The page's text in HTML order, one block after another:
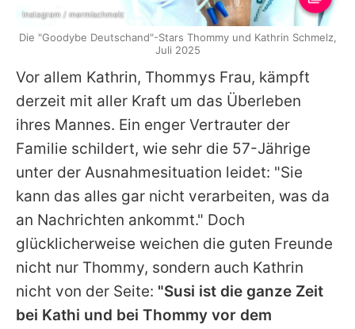
Vor allem Kathrin, Thommys Frau, kämpft
derzeit mit aller Kraft um das Überleben
ihres Mannes. Ein enger Vertrauter der
Familie schildert, wie sehr die 57-Jährige
unter der Ausnahmesituation leidet: "Sie
kann das alles gar nicht verarbeiten, was da
an Nachrichten ankommt." Doch
glücklicherweise weichen die guten Freunde
nicht nur Thommy, sondern auch Kathrin
nicht von der Seite: "Susi ist die ganze Zeit
bei Kathi und bei Thommy vor dem
Instagram / mermischmelz
Die "Goodybe Deutschand"-Stars Thommy und Kathrin Schmelz,
Juli 2025